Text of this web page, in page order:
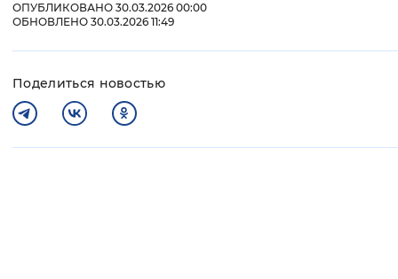
ОПУБЛИКОВАНО 30.03.2026 00:00
ОБНОВЛЕНО 30.03.2026 11:49
Поделиться новостью